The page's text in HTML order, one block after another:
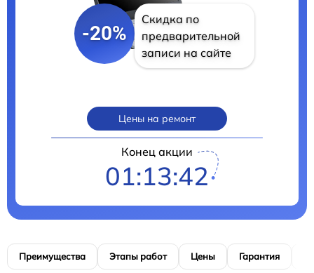
-20%
Скидка по
предварительной
записи на сайте
Цены на ремонт
Конец акции
01:13:41
Преимущества Этапы работ Цены Гарантия